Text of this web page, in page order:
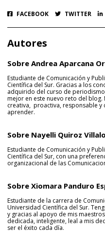
FACEBOOK TWITTER
Autores
Sobre Andrea Aparcana
Estudiante de Comunicación y
Científica del Sur. Gracias a los
adquirido del curso de
mejor en este nuevo reto del blog.
creativa, proactiva, responsable y
aprender.
Sobre Nayelli Quiroz
Estudiante de Comunicación y
Científica del Sur, con una
organizacional de las
Sobre Xiomara Panduro
Estudiante de la carrera de
Universidad Científica del Sur.
y gracias al apoyo de mis
dedicada, inteligente, leal a mis
ser el éxito cada día.